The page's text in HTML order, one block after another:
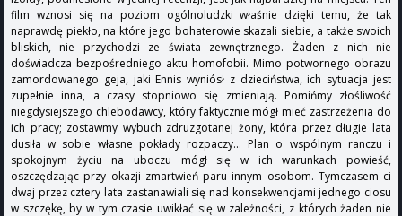
film wznosi się na poziom ogólnoludzki właśnie dzięki temu, że tak
naprawdę piekło, na które jego bohaterowie skazali siebie, a także swoich
bliskich, nie przychodzi ze świata zewnętrznego. Żaden z nich nie
doświadcza bezpośredniego aktu homofobii. Mimo potwornego obrazu
zamordowanego geja, jaki Ennis wyniósł z dzieciństwa, ich sytuacja jest
zupełnie inna, a czasy stopniowo się zmieniają. Pomińmy złośliwość
niegdysiejszego chlebodawcy, który faktycznie mógł mieć zastrzeżenia do
ich pracy; zostawmy wybuch zdruzgotanej żony, która przez długie lata
dusiła w sobie własne pokłady rozpaczy... Plan o wspólnym ranczu i
spokojnym życiu na uboczu mógł się w ich warunkach powieść,
oszczędzając przy okazji zmartwień paru innym osobom. Tymczasem ci
dwaj przez cztery lata zastanawiali się nad konsekwencjami jednego ciosu
w szczękę, by w tym czasie uwikłać się w zależności, z których żaden nie